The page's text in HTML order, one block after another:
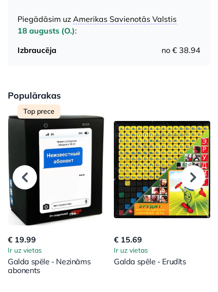
Piegādāsim uz Amerikas Savienotās Valstis
18 augusts (O.):
Izbraucēja
no € 38.94
Populārakas
Top prece
€ 19.99
Ir uz vietas
Galda spēle - Nezināms
abonents
€ 15.69
Ir uz vietas
Galda spēle - Erudīts